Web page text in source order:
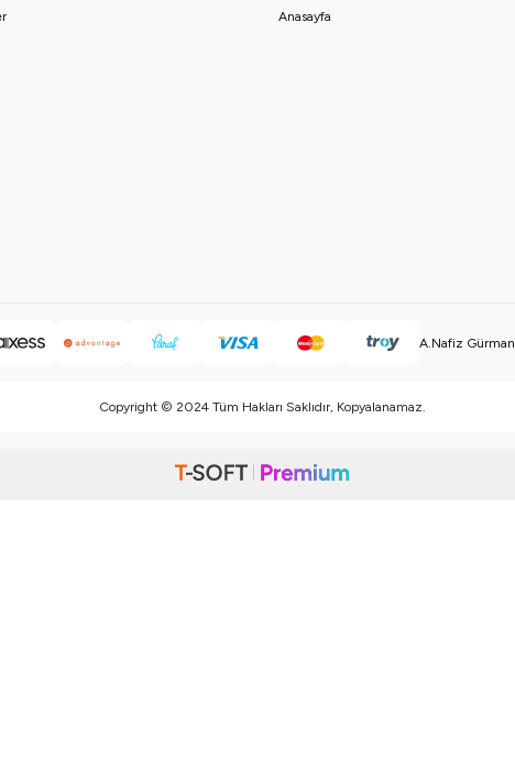
Anasayfa
A.Nafiz
Copyright © 2024 Tüm Hakları Saklıdır, Kopyalanamaz.